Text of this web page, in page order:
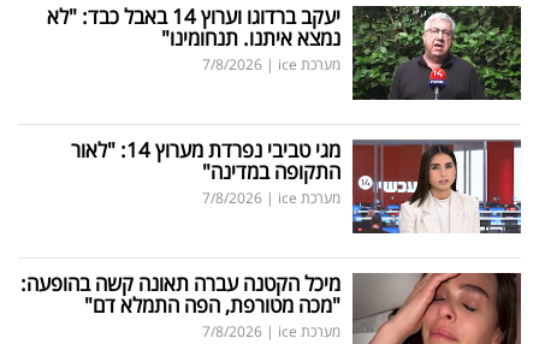
יעקב ברדוגו וערוץ 14 באבל כבד: "לא
נמצא איתנו. תנחומינו"
מערכת ice |
7/8/2026
מגי טביבי נפרדת מערוץ 14: "לאור
התקופה במדינה"
מערכת ice |
7/8/2026
מיכל הקטנה עברה תאונה קשה בהופעה:
"מכה מטורפת, הפה התמלא דם"
מערכת ice |
7/8/2026